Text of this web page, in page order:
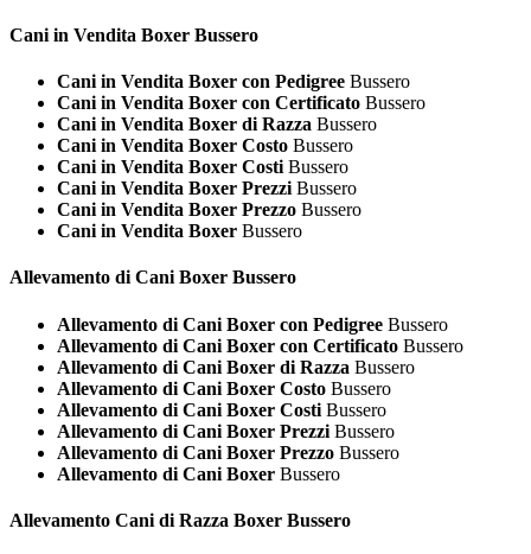
Cani in Vendita Boxer Bussero
Cani in Vendita Boxer con Pedigree Bussero
Cani in Vendita Boxer con Certificato Bussero
Cani in Vendita Boxer di Razza Bussero
Cani in Vendita Boxer Costo Bussero
Cani in Vendita Boxer Costi Bussero
Cani in Vendita Boxer Prezzi Bussero
Cani in Vendita Boxer Prezzo Bussero
Cani in Vendita Boxer Bussero
Allevamento di Cani Boxer Bussero
Allevamento di Cani Boxer con Pedigree Bussero
Allevamento di Cani Boxer con Certificato Bussero
Allevamento di Cani Boxer di Razza Bussero
Allevamento di Cani Boxer Costo Bussero
Allevamento di Cani Boxer Costi Bussero
Allevamento di Cani Boxer Prezzi Bussero
Allevamento di Cani Boxer Prezzo Bussero
Allevamento di Cani Boxer Bussero
Allevamento Cani di Razza Boxer Bussero